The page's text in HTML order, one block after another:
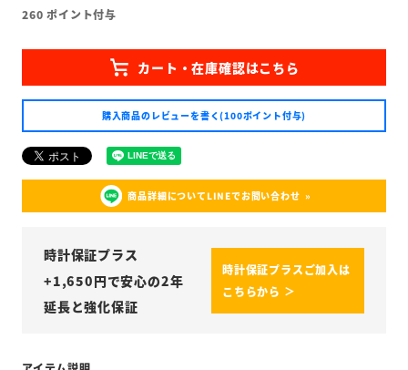
260 ポイント付与
購入商品のレビューを書く(100ポイント付与)
商品詳細についてLINEでお問い合わせ
時計保証プラス
+1,650円で安心の2年
延長と強化保証
時計保証プラスご加入は
こちらから ＞